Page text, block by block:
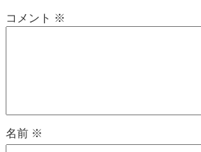
コメント ※
名前 ※